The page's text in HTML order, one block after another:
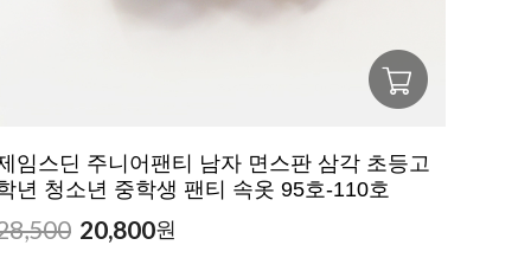
임스딘 주니어팬티 남자 면스판 삼각 초등고
년 청소년 중학생 팬티 속옷 95호-110호
20,800원